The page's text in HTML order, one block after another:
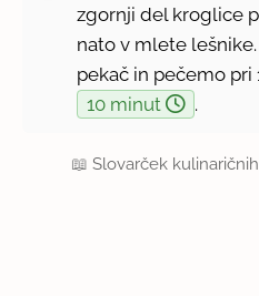
zgornji del kroglice
nato v mlete
pekač in pečemo pri
10 minut
.
📖Slovarček